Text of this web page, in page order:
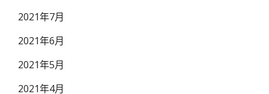
2021年7月
2021年6月
2021年5月
2021年4月